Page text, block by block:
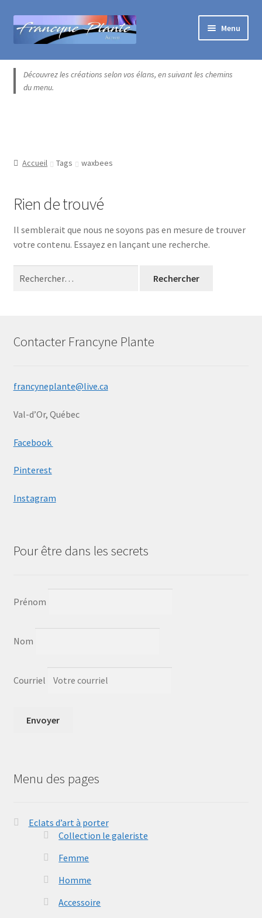
Aller
navigation
Aller
au
Menu
Accueil
Blogue
Installation
Ma bio
Panier
Retour de marchandises
Save for later
Sculpture
Vêtements pour Hommes
Découvrez les créations selon vos élans, en suivant les chemins
du menu.
Accueil Tags waxbees
Rien de trouvé
Il semblerait que nous ne soyons pas en mesure de trouver
votre contenu. Essayez en lançant une recherche.
Contacter Francyne Plante
francyneplante@live.ca
Val-d’Or, Québec
Facebook
Pinterest
Instagram
Pour être dans les secrets
Prénom
Nom
Courriel
Menu des pages
Eclats d’art à porter
Collection le galeriste
Femme
Homme
Accessoire